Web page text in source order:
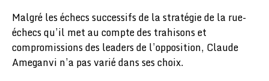
Malgré les échecs successifs de la stratégie de la rue-
échecs qu’il met au compte des trahisons et
compromissions des leaders de l’opposition, Claude
Ameganvi n’a pas varié dans ses choix.